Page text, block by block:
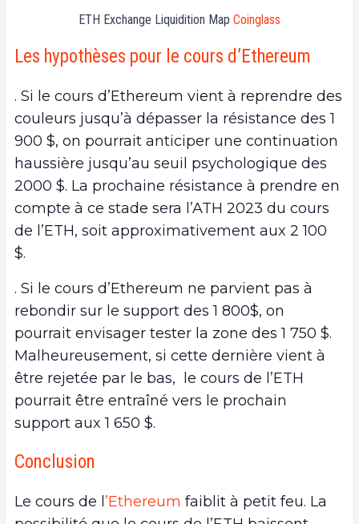
ETH Exchange Liquidition Map Coinglass
Les hypothèses pour le cours d’Ethereum
. Si le cours d’Ethereum vient à reprendre des
couleurs jusqu’à dépasser la résistance des 1
900 $, on pourrait anticiper une continuation
haussière jusqu’au seuil psychologique des
2000 $. La prochaine résistance à prendre en
compte à ce stade sera l’ATH 2023 du cours
de l’ETH, soit approximativement aux 2 100
$.
. Si le cours d’Ethereum ne parvient pas à
rebondir sur le support des 1 800$, on
pourrait envisager tester la zone des 1 750 $.
Malheureusement, si cette dernière vient à
être rejetée par le bas, le cours de l’ETH
pourrait être entraîné vers le prochain
support aux 1 650 $.
Conclusion
Le cours de l ’Ethereum faiblit à petit feu. La